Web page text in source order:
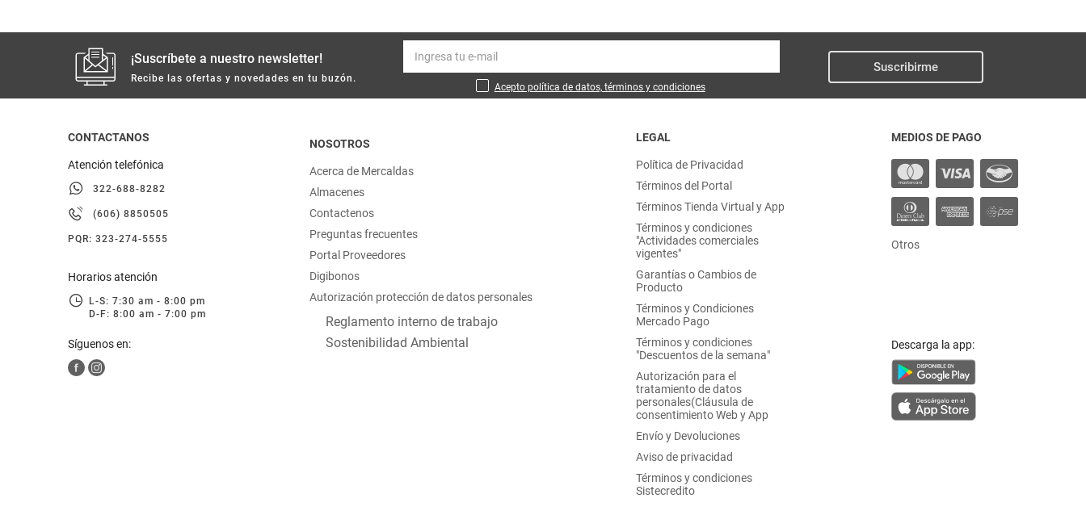
¡Suscríbete a nuestro newsletter!
Recibe las ofertas y novedades en tu buzón.
Acepto política de datos, términos y condiciones
Suscribirme
CONTACTANOS
Atención telefónica
322-688-8282
(606) 8850505
PQR: 323-274-5555
Horarios atención
L-S: 7:30 am - 8:00 pm
D-F: 8:00 am - 7:00 pm
Síguenos en:
NOSOTROS
Acerca de Mercaldas
Almacenes
Contactenos
Preguntas frecuentes
Portal Proveedores
Digibonos
Autorización protección de datos personales
Reglamento interno de trabajo
Sostenibilidad Ambiental
LEGAL
Política de Privacidad
Términos del Portal
Términos Tienda Virtual y App
Términos y condiciones
"Actividades comerciales
vigentes"
Garantías o Cambios de
Producto
Términos y Condiciones
Mercado Pago
Términos y condiciones
"Descuentos de la semana"
Autorización para el
tratamiento de datos
personales(Cláusula de
consentimiento Web y App
Envío y Devoluciones
Aviso de privacidad
Términos y condiciones
Sistecredito
MEDIOS DE PAGO
Otros
Descarga la app: